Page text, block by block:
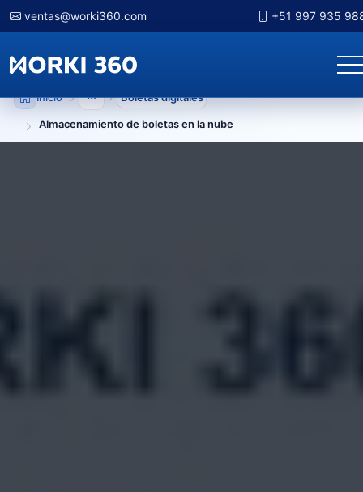
ventas@worki360.com +51 997 935
Inicio Mostrar niveles anteriores
Boletas digitales
Almacenamiento de boletas en la nube